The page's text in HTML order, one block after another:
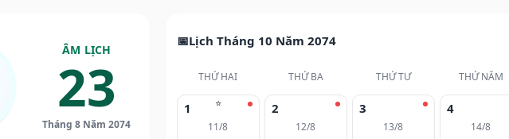
ÂM LỊCH
23
Tháng 8 Năm 2074
Lịch Tháng 10 Năm 2074
THỨ HAI THỨ BA THỨ TƯ THỨ NĂM
⭐
1
11/8
2
12/8
3
13/8
4
14/8